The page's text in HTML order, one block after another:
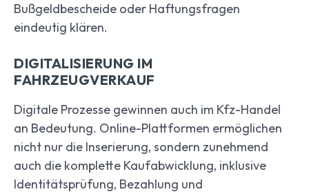
Bußgeldbescheide oder Haftungsfragen
eindeutig klären.
DIGITALISIERUNG IM
FAHRZEUGVERKAUF
Digitale Prozesse gewinnen auch im Kfz-Handel
an Bedeutung. Online-Plattformen ermöglichen
nicht nur die Inserierung, sondern zunehmend
auch die komplette Kaufabwicklung, inklusive
Identitätsprüfung, Bezahlung und